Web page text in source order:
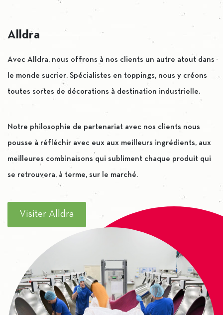
Alldra
Avec Alldra, nous offrons à nos clients un autre atout dans
le monde sucrier. Spécialistes en toppings, nous y créons
toutes sortes de décorations à destination industrielle.
Notre philosophie de partenariat avec nos clients nous
pousse à réfléchir avec eux aux meilleurs ingrédients, aux
meilleures combinaisons qui subliment chaque produit qui
se retrouvera, à terme, sur le marché.
Visiter Alldra